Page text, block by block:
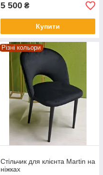
5 500 ₴
Купити
Різні кольори
Стільчик для клієнта Martin на
ніжках